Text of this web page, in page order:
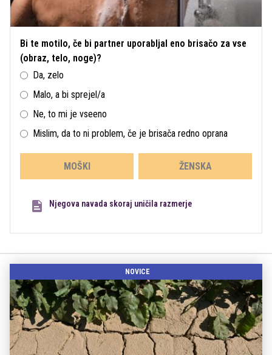
Bi te motilo, če bi partner uporabljal eno brisačo za vse
(obraz, telo, noge)?
Da, zelo
Malo, a bi sprejel/a
Ne, to mi je vseeno
Mislim, da to ni problem, če je brisača redno oprana
MOŠKI ŽENSKA
Njegova navada skoraj uničila razmerje
NOVICE